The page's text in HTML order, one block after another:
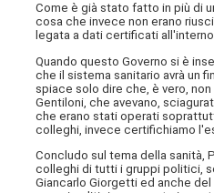
Come è già stato fatto in più di
cosa che invece non erano
legata a dati certificati
Quando questo Governo si è
che il sistema sanitario avrà un
spiace solo dire che, è vero,
Gentiloni, che avevano,
che erano stati operati
colleghi, invece certifichiamo
Concludo sul tema della sanità,
colleghi di tutti i gruppi politici,
Giancarlo Giorgetti ed anche